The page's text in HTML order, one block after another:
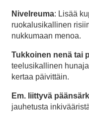
Nivelreuma: Lisää
ruokalusikallinen
nukkumaan menoa.
Tukkoinen nenä tai
teelusikallinen
kertaa päivittäin.
Em. liittyvä
jauhetusta